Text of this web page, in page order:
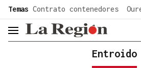
Temas Contrato contenedores
header.menu.open
Entroido